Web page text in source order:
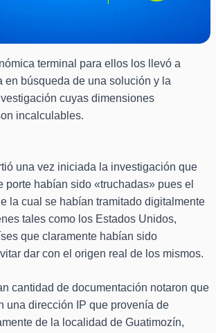
terminal para ellos los llevó a
en búsqueda de una solución y la
cuyas dimensiones
incalculables.
una vez iniciada la investigación que
porte habían sido «truchadas» pues el
la cual se habían tramitado digitalmente
tales como los Estados Unidos,
que claramente habían sido
dar con el origen real de los mismos.
cantidad de documentación notaron que
una dirección IP que provenía de
de la localidad de Guatimozín,